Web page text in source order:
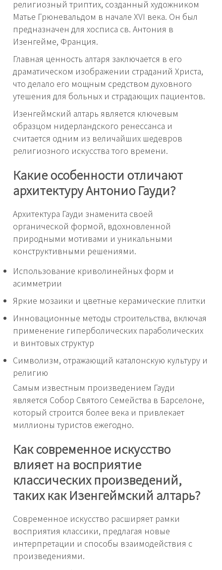
религиозный триптих, созданный художником
Матье Грюневальдом в начале XVI века. Он был
предназначен для хосписа св. Антония в
Изенгейме, Франция.
Главная ценность алтаря заключается в его
драматическом изображении страданий Христа,
что делало его мощным средством духовного
утешения для больных и страдающих пациентов.
Изенгеймский алтарь является ключевым
образцом нидерландского ренессанса и
считается одним из величайших шедевров
религиозного искусства того времени.
Какие особенности отличают
архитектуру Антонио Гауди?
Архитектура Гауди знаменита своей
органической формой, вдохновленной
природными мотивами и уникальными
конструктивными решениями.
Использование криволинейных форм и
асимметрии
Яркие мозаики и цветные керамические плитки
Инновационные методы строительства, включая
применение гиперболических параболических
и винтовых структур
Символизм, отражающий каталонскую культуру и
религию
Самым известным произведением Гауди
является Собор Святого Семейства в Барселоне,
который строится более века и привлекает
миллионы туристов ежегодно.
Как современное искусство
влияет на восприятие
классических произведений,
таких как Изенгеймский алтарь?
Современное искусство расширяет рамки
восприятия классики, предлагая новые
интерпретации и способы взаимодействия с
произведениями.